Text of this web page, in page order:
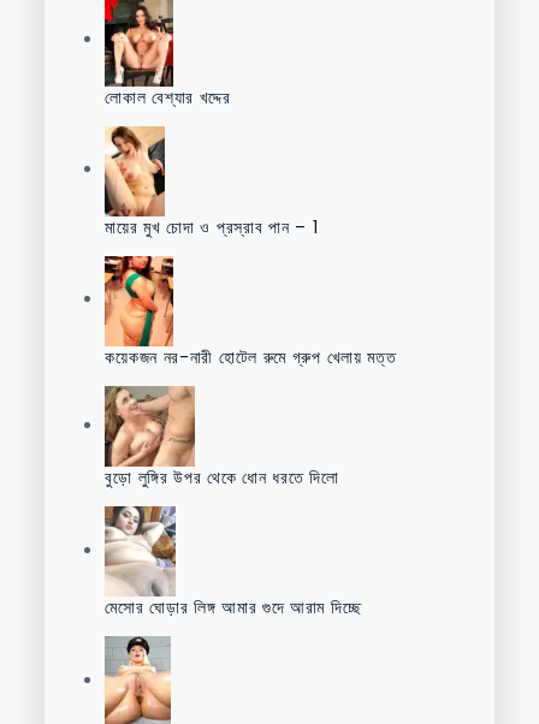
লোকাল বেশ্যার খদ্দের
মায়ের মুখ চোদা ও প্রস্রাব পান – 1
কয়েকজন নর-নারী হোটেল রুমে গ্রুপ খেলায় মত্ত
বুড়ো লুঙ্গির উপর থেকে ধোন ধরতে দিলো
মেসোর ঘোড়ার লিঙ্গ আমার গুদে আরাম দিচ্ছে